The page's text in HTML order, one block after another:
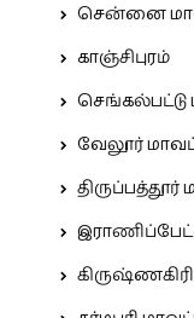
சென்னை
காஞ்சிபுரம்
செங்கல்பட்டு
வேலூர்
திருப்பத்தூர்